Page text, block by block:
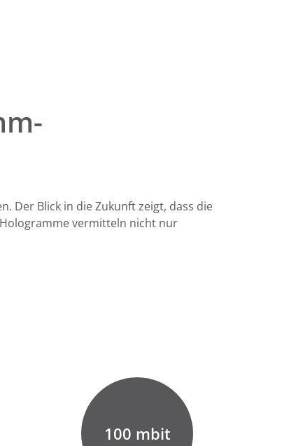
Der Blick in die Zukunft zeigt, dass die
vermitteln nicht nur
100 mbit